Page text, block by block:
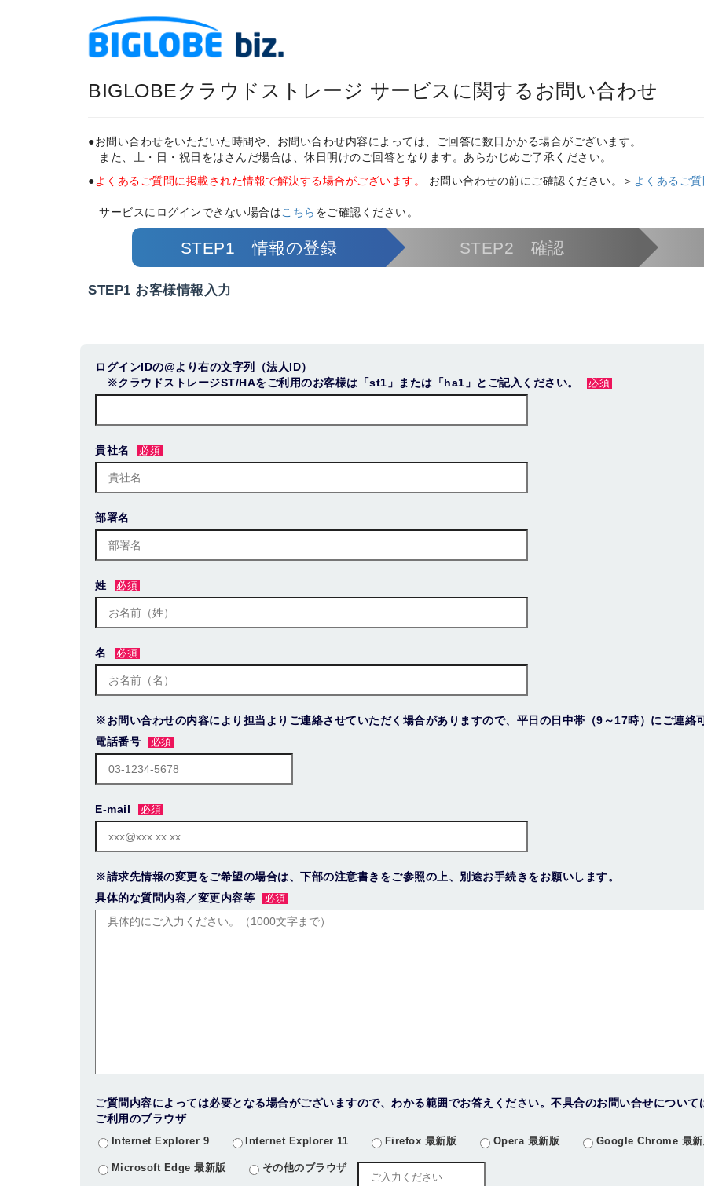
BIGLOBEクラウドストレージ サービスに関するお問い合わせ
●お問い合わせをいただいた時間や、お問い合わせ内容によっては、ご回答に数日かかる場合がございます。
また、土・日・祝日をはさんだ場合は、休日明けのご回答となります。あらかじめご了承ください。
●よくあるご質問に掲載された情報で解決する場合がございます。 お問い合わせの前にご確認ください。＞ よくあるご質
サービスにログインできない場合はこちら をご確認ください。
STEP1 情報の登録 STEP2 確認
STEP1 お客様情報入力
ログインIDの@より右の文字列（法人ID）
※クラウドストレージST/HAをご利用のお客様は「st1」または「ha1」とご記入ください。
貴社名
部署名
姓
名
※お問い合わせの内容により担当よりご連絡させていただく場合がありますので、平日の日中帯（9～17時）にご連絡
電話番号
E-mail
※請求先情報の変更をご希望の場合は、下部の注意書きをご参照の上、別途お手続きをお願いします。
具体的な質問内容／変更内容等
ご質問内容によっては必要となる場合がございますので、わかる範囲でお答えください。不具合のお問い合せについて
ご利用のブラウザ
Internet Explorer 9 Internet Explorer 11 Firefox 最新版 Opera 最新版 Google Chrome 最新
Microsoft Edge 最新版 その他のブラウザ